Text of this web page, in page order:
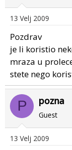
13 Velj 2009
Pozdrav
je li koristio
mraza u
stete nego
P pozna
Guest
13 Velj 2009